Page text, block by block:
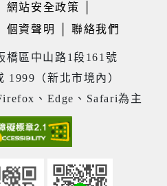
網站安全政策
個資聲明 │聯絡我們
橋區中山路1段161號
1999（新北市境內）
、Edge、Safari為主